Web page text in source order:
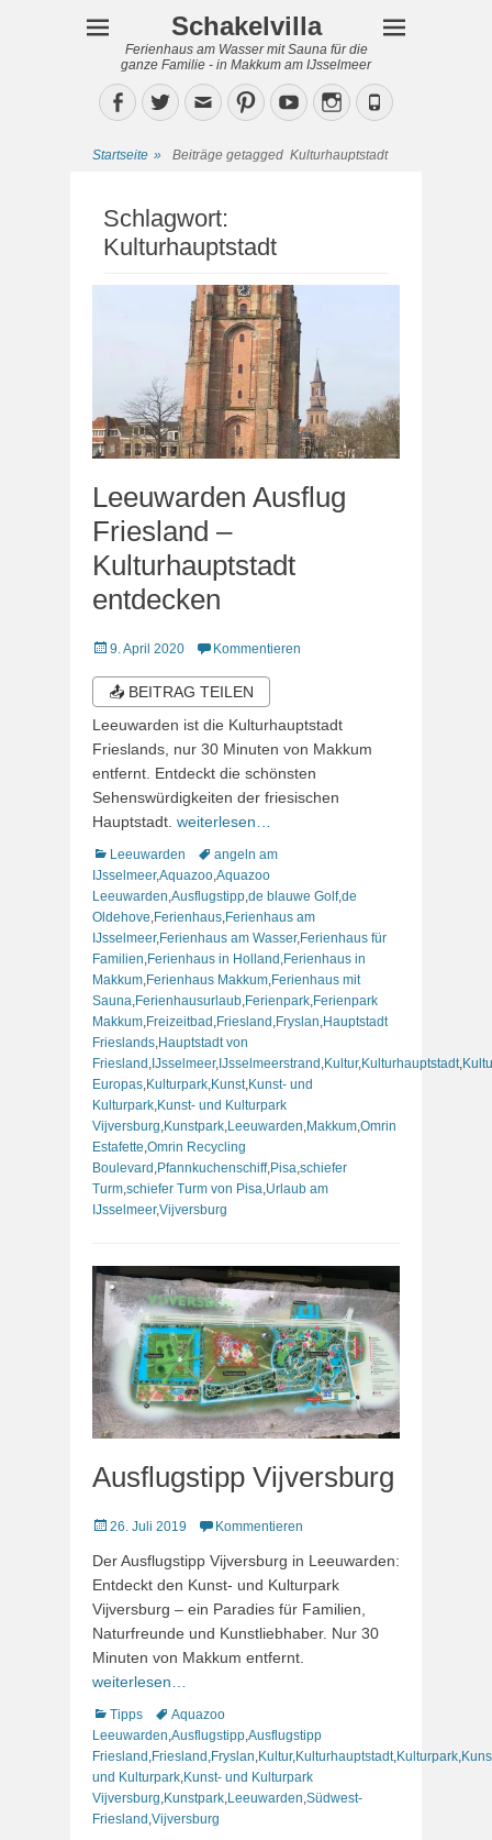
Schakelvilla
Ferienhaus am Wasser mit Sauna für die
ganze Familie - in Makkum am IJsselmeer
Facebook
TwitterEmailPinterestYouTubeInstagram
Phone
Startseite » Beiträge getagged Kulturhauptstadt
Schlagwort:
Kulturhauptstadt
Leeuwarden Ausflug
Friesland –
Kulturhauptstadt
entdecken
Veröffentlicht
9. April 2020 Kommentieren
📤 BEITRAG TEILEN
Leeuwarden ist die Kulturhauptstadt
Frieslands, nur 30 Minuten von Makkum
entfernt. Entdeckt die schönsten
Sehenswürdigkeiten der friesischen
Hauptstadt. weiterlesen…
Kategorien
Leeuwarden Schlagworte
angeln am
IJsselmeer,Aquazoo Aquazoo
Leeuwarden Ausflugstipp de blauwe Golf,de
Oldehove Ferienhaus Ferienhaus am
IJsselmeer, Ferienhaus am Wasser, Ferienhaus für
Familien Ferienhaus in Holland Ferienhaus in
Makkum Ferienhaus Makkum Ferienhaus mit
Sauna Ferienhausurlaub Ferienpark Ferienpark
Makkum Freizeitbad Friesland Fryslan Hauptstadt
Frieslands Hauptstadt von
Friesland IJsselmeer, IJsselmeerstrand Kultur, Kulturhauptstadt
Europas Kulturpark Kunst, Kunst- und
Kulturpark Kunst- und Kulturpark
Vijversburg Kunstpark Leeuwarden Makkum Omrin
Estafette Omrin Recycling
Boulevard Pfannkuchenschiff, Pisa schiefer
Turm schiefer Turm von Pisa Urlaub am
IJsselmeer,Vijversburg
Ausflugstipp Vijversburg
Veröffentlicht
26. Juli 2019 Kommentieren
Der Ausflugstipp Vijversburg in Leeuwarden:
Entdeckt den Kunst- und Kulturpark
Vijversburg – ein Paradies für Familien,
Naturfreunde und Kunstliebhaber. Nur 30
Minuten von Makkum entfernt.
weiterlesen…
Kategorien
Tipps Schlagworte
Aquazoo
Leeuwarden,Ausflugstipp,Ausflugstipp
Friesland ,Friesland ,Fryslan,Kultur,Kulturhauptstadt,Kulturpark,
und Kulturpark,Kunst- und Kulturpark
Vijversburg,Kunstpark,Leeuwarden,Südwest-
Friesland ,Vijversburg